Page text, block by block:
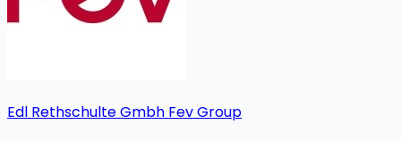
Edl Rethschulte Gmbh Fev Group